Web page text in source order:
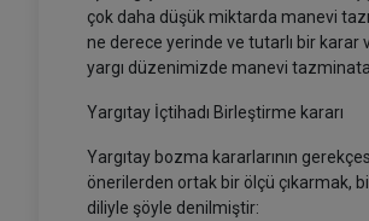
çok daha düşük miktarda manevi
ne derece yerinde ve tutarlı bir karar
yargı düzenimizde manevi
Yargıtay İçtihadı Birleştirme kararı
Yargıtay bozma kararlarının
önerilerden ortak bir ölçü çıkarmak,
diliyle şöyle denilmiştir: